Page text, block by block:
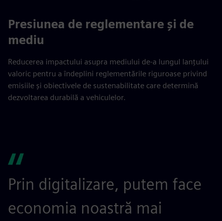
Presiunea de reglementare și de
mediu
Reducerea impactului asupra mediului de-a lungul lanțului
valoric pentru a îndeplini reglementările riguroase privind
emisiile și obiectivele de sustenabilitate care determină
dezvoltarea durabilă a vehiculelor.
Prin digitalizare, putem face
economia noastră mai